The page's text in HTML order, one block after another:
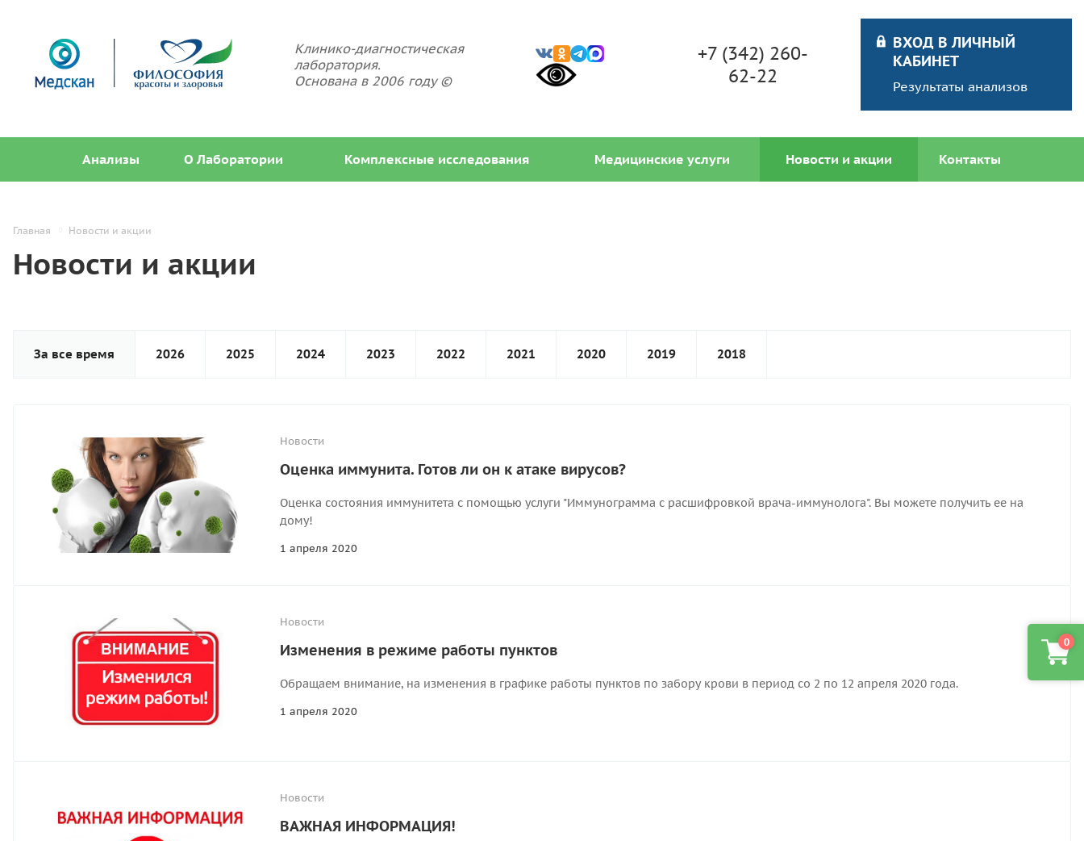
Клинико-диагностическая
лаборатория.
Основана в 2006 году ©
+7 (342) 260-
62-22
ВХОД В ЛИЧНЫЙ
КАБИНЕТ
Результаты анализов
Анализы О Лаборатории Комплексные исследования Медицинские услуги Новости и акции Контакты
0
Главная Новости и акции
Новости и акции
За все время 2026 2025 2024 2023 2022 2021 2020 2019 2018
Новости
Оценка иммунита. Готов ли он к атаке вирусов?
Оценка состояния иммунитета с помощью услуги "Иммунограмма с расшифровкой врача-иммунолога". Вы можете получить ее на
дому!
1 апреля 2020
Новости
Изменения в режиме работы пунктов
Обращаем внимание, на изменения в графике работы пунктов по забору крови в период со 2 по 12 апреля 2020 года.
1 апреля 2020
Новости
ВАЖНАЯ ИНФОРМАЦИЯ!